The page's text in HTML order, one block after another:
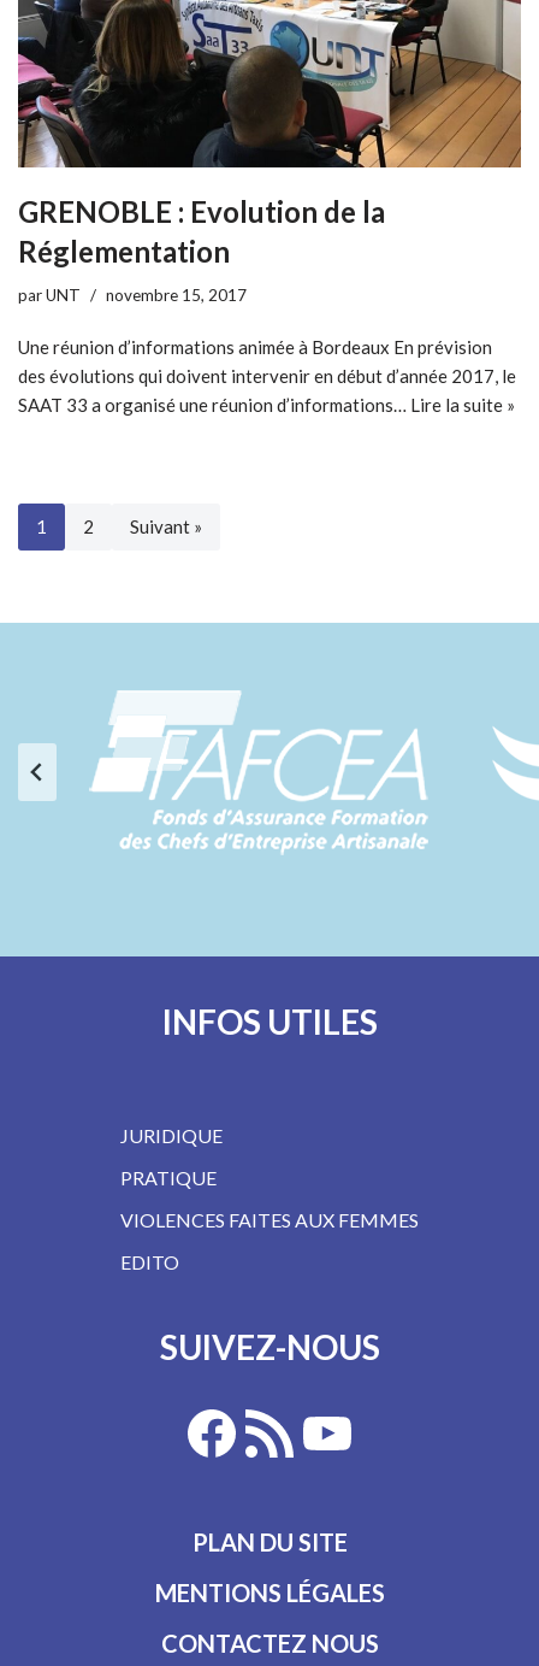
GRENOBLE : Evolution de la
Réglementation
parUNT novembre 15, 2017
Une réunion d’informations animée à Bordeaux En prévision
des évolutions qui doivent intervenir en début d’année 2017, le
SAAT 33 a organisé une réunion d’informations… Lire la suite »
1 2 Suivant »
INFOS UTILES
JURIDIQUE
PRATIQUE
VIOLENCES FAITES AUX FEMMES
EDITO
SUIVEZ-NOUS
PLAN DU SITE
MENTIONS LÉGALES
CONTACTEZ NOUS